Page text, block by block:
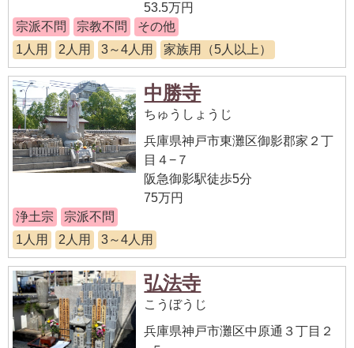
53.5万円
宗派不問
宗教不問
その他
1人用
2人用 3～4人用 家族用（5人以上）
中勝寺
ちゅうしょうじ
兵庫県神戸市東灘区御影郡家２丁
目４−７
阪急御影駅徒歩5分
75万円
浄土宗
宗派不問
1人用
2人用 3～4人用
弘法寺
こうぼうじ
兵庫県神戸市灘区中原通３丁目２